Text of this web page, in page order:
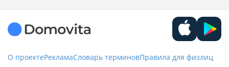
О проектеРекламаСловарь терминовПравила для физлиц